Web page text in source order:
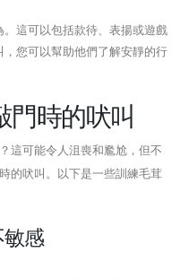
這可以包括款待、表揚或遊戲
您可以幫助他們了解安靜的行
門時的吠叫
這可能令人沮喪和尷尬，但不
的吠叫。以下是一些訓練毛茸
感